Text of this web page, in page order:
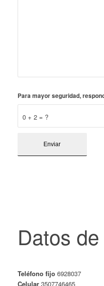
0 + 2 = ?
Para mayor seguridad,
Datos
Teléfono fijo6928037
Celular3507746465